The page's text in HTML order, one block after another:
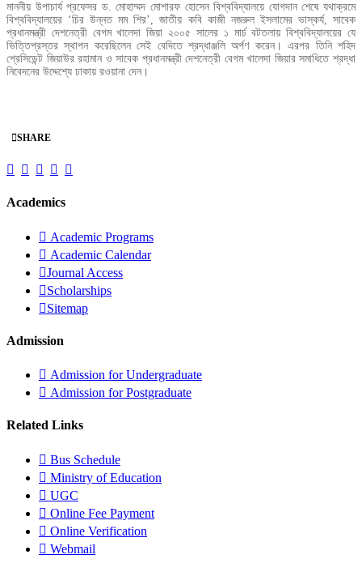
মাননীয় উপাচার্য প্রফেসর ড. মোহাম্মদ মোশারফ হোসেন বিশ্ববিদ্যালয়ে যোগদান শেষে যথাক্রমে
বিশ্ববিদ্যালয়ের ‘চির উন্নত মম শির’, জাতীয় কবি কাজী নজরুল ইসলামের ভাস্কর্য, সাবেক
প্রধানমন্ত্রী দেশনেত্রী বেগম খালেদা জিয়া ২০০৫ সালের ১ মার্চ বটতলায় বিশ্ববিদ্যালয়ের যে
ভিত্তিপ্রস্তর স্থাপন করেছিলেন সেই বেদিতে শ্রদ্ধাঞ্জলি অর্পণ করেন। এরপর তিনি শহিদ
প্রেসিডেন্ট জিয়াউর রহামান ও সাবেক প্রধানমন্ত্রী দেশনেত্রী বেগম খালেদা জিয়ার সমাধিতে শ্রদ্ধা
নিবেদনের উদ্দেশ্যে ঢাকায় রওয়ানা দেন।
SHARE
Academics
Academic Programs
Academic Calendar
Journal Access
Scholarships
Sitemap
Admission
Admission for Undergraduate
Admission for Postgraduate
Related Links
Bus Schedule
Ministry of Education
UGC
Online Fee Payment
Online Verification
Webmail